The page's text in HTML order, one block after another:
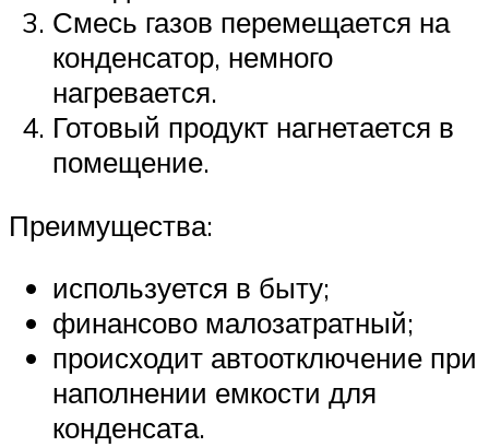
Смесь газов перемещается на
конденсатор, немного
нагревается.
Готовый продукт нагнетается в
помещение.
Преимущества:
используется в быту;
финансово малозатратный;
происходит автоотключение при
наполнении емкости для
конденсата.